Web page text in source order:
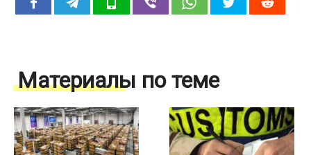
Материалы по теме